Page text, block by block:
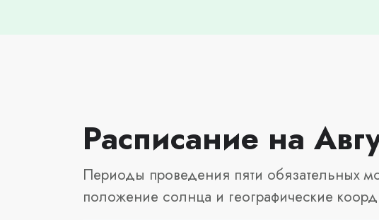
Расписание на
Периоды проведения пяти обязательных
положение солнца и географические